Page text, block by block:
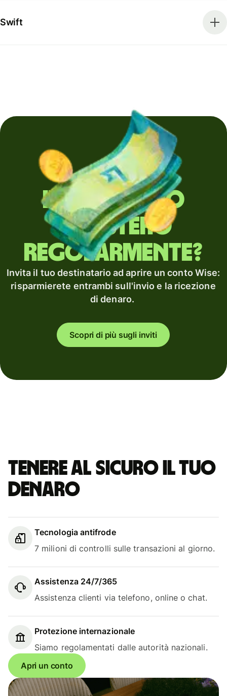
Swift
Invii denaro
all'estero
regolarmente?
Invita il tuo destinatario ad aprire un conto Wise:
risparmierete entrambi sull'invio e la ricezione
di denaro.
Scopri di più sugli inviti
Tenere al sicuro il tuo
denaro
Tecnologia antifrode
7 milioni di controlli sulle transazioni al giorno.
Assistenza 24/7/365
Assistenza clienti via telefono, online o chat.
Protezione internazionale
Siamo regolamentati dalle autorità nazionali.
Apri un conto